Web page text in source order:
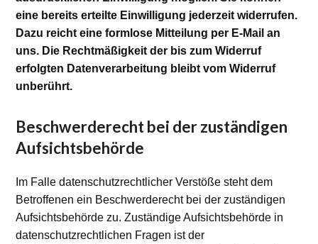
eine bereits erteilte Einwilligung jederzeit widerrufen.
Dazu reicht eine formlose Mitteilung per E-Mail an
uns. Die Rechtmäßigkeit der bis zum Widerruf
erfolgten Datenverarbeitung bleibt vom Widerruf
unberührt.
Beschwerderecht bei der zuständigen
Aufsichtsbehörde
Im Falle datenschutzrechtlicher Verstöße steht dem
Betroffenen ein Beschwerderecht bei der zuständigen
Aufsichtsbehörde zu. Zuständige Aufsichtsbehörde in
datenschutzrechtlichen Fragen ist der